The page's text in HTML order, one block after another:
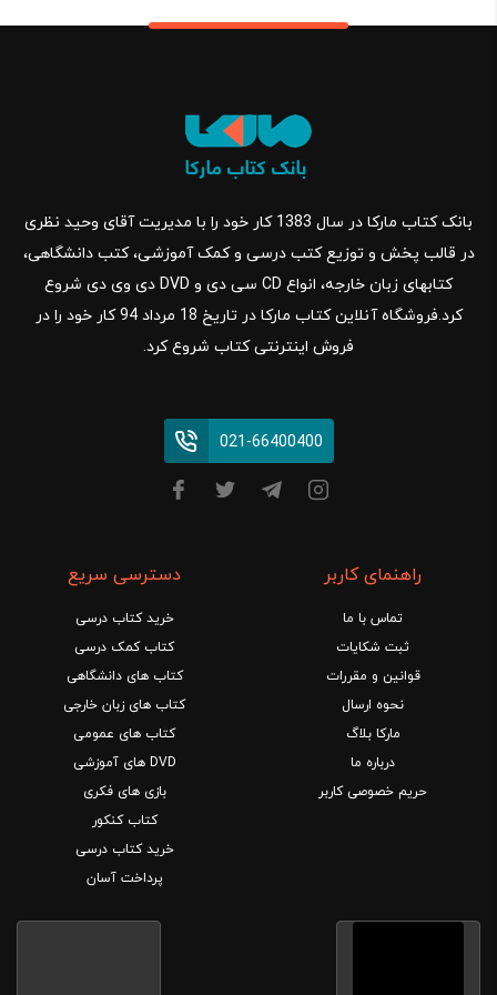
بانک کتاب مارکا در سال 1383 کار خود را با مدیریت آقای وحید نظری
در قالب پخش و توزیع کتب درسی و کمک آموزشی، کتب دانشگاهی،
کتابهای زبان خارجه، انواع CD سی دی و DVD دی وی دی شروع
کرد.فروشگاه آنلاین کتاب مارکا در تاریخ 18 مرداد 94 کار خود را در
فروش اینترنتی کتاب شروع کرد.
021-66400400
راهنمای کاربر
تماس با ما
ثبت شکایات
قوانین و مقررات
نحوه ارسال
مارکا بلاگ
درباره ما
حریم خصوصی کاربر
دسترسی سریع
خرید کتاب درسی
کتاب کمک درسی
کتاب های دانشگاهی
کتاب های زبان خارجی
کتاب های عمومی
DVD های آموزشی
بازی های فکری
کتاب کنکور
خرید کتاب درسی
پرداخت آسان